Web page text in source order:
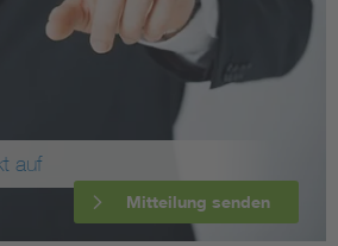
auf
Mitteilung senden